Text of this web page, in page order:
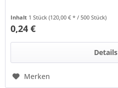
Inhalt 1 Stück(120,00 € * / 500 Stück)
0,24 €
Details
Merken